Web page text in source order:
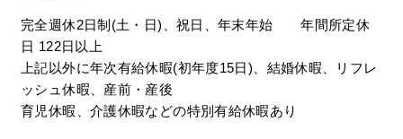
完全週休2日制(土・日)、祝日、年末年始 年間所定休
日 122日以上
上記以外に年次有給休暇(初年度15日)、結婚休暇、リフレ
ッシュ休暇、産前・産後
育児休暇、介護休暇などの特別有給休暇あり